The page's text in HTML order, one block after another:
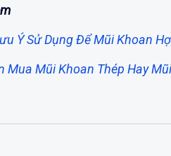
Ý Sử Dụng Để Mũi Khoan
Mua Mũi Khoan Thép Hay